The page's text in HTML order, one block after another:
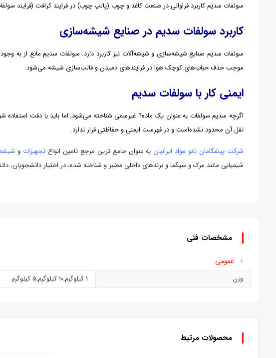
سولفات سدیم کاربرد فراوانی در صنعت کاغذ و چوب (پالپ چوب) در فرایند کرافت (فرایند
کاربرد سولفات سدیم در صنایع شیشه‌سازی
سولفات سدیم صنایع شیشه‌سازی و شیشه‌آلات نیز کاربرد دارد. سولفات سدیم مانع از
موجب حذف حباب‌های کوچک هوا در فرایندهای دمیدن و قالب‌سازی شیشه می‌شود.
ایمنی کار با سولفات سدیم
اگرچه سدیم سولفات به عنوان یک ماده? غیرسمی شناخته می‌شود, اما باید با دقت
نقل آن محدود نشده‌است و در فهرست ایمنی و حفاظتی قرار ندارد.
شرکت پیشگامان نانو مواد ایرانیانبه عنوان جامع ترین مرجع تامین انواع تجهیزات و
شیمیایی مانند مرک و سیگما و برندهای داخلی معتبر و شناخته شده، در اختیار دانشجویان،
مشخصات فنی
عمومی
وزن 1 کيلوگرم ,10 کيلوگرم ,5 کيلوگرم
محصولات مرتبط